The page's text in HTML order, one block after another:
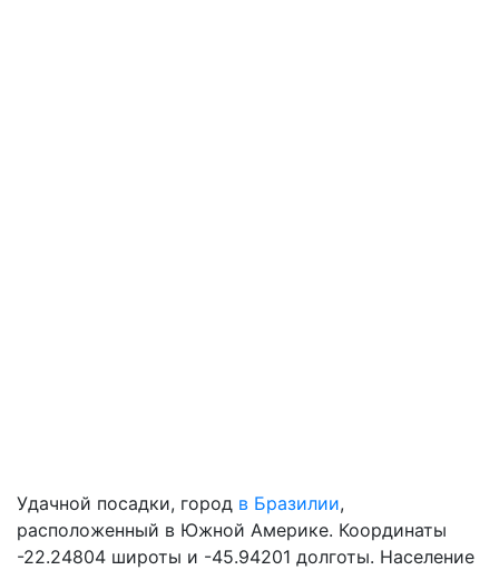
Удачной посадки, город в Бразилии,
расположенный в Южной Америке. Координаты
-22.24804 широты и -45.94201 долготы. Население